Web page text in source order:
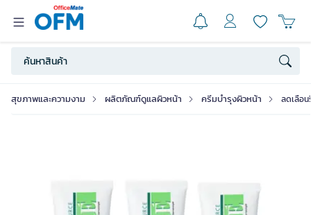
สุขภาพและความงาม ผลิตภัณฑ์ดูแลผิวหน้า ครีมบํารุงผิวหน้า ลดเลือ